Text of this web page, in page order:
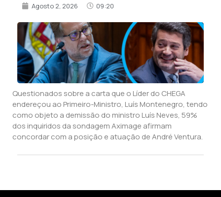
Agosto 2, 2026 09:20
Questionados sobre a carta que o Líder do CHEGA
endereçou ao Primeiro-Ministro, Luís Montenegro, tendo
como objeto a demissão do ministro Luís Neves, 59%
dos inquiridos da sondagem Aximage afirmam
concordar com a posição e atuação de André Ventura.